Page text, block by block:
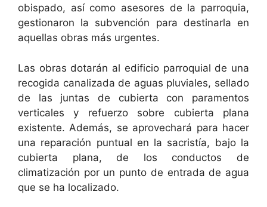
obispado, así como asesores de la parroquia,
gestionaron la subvención para destinarla en
aquellas obras más urgentes.
Las obras dotarán al edificio parroquial de una
recogida canalizada de aguas pluviales, sellado
de las juntas de cubierta con paramentos
verticales y refuerzo sobre cubierta plana
existente. Además, se aprovechará para hacer
una reparación puntual en la sacristía, bajo la
cubierta plana, de los conductos de
climatización por un punto de entrada de agua
que se ha localizado.